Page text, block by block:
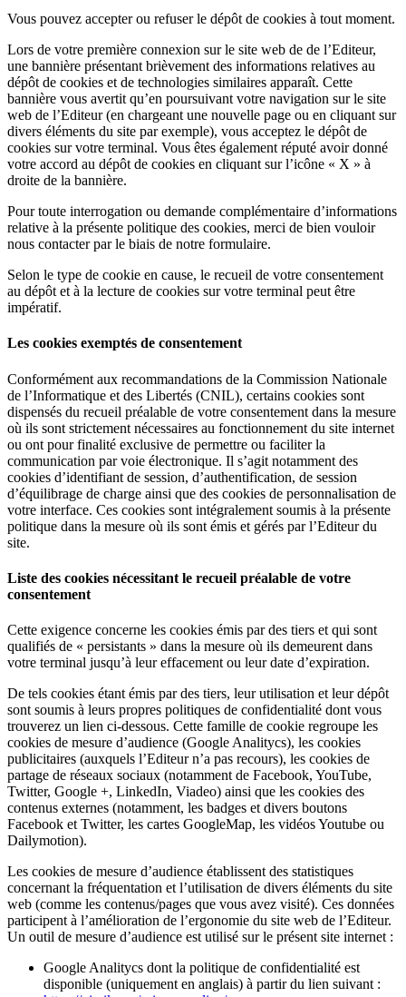
Vous pouvez accepter ou refuser le dépôt de cookies à tout moment.
Lors de votre première connexion sur le site web de de l’Editeur,
une bannière présentant brièvement des informations relatives au
dépôt de cookies et de technologies similaires apparaît. Cette
bannière vous avertit qu’en poursuivant votre navigation sur le site
web de l’Editeur (en chargeant une nouvelle page ou en cliquant sur
divers éléments du site par exemple), vous acceptez le dépôt de
cookies sur votre terminal. Vous êtes également réputé avoir donné
votre accord au dépôt de cookies en cliquant sur l’icône « X » à
droite de la bannière.
Pour toute interrogation ou demande complémentaire d’informations
relative à la présente politique des cookies, merci de bien vouloir
nous contacter par le biais de notre formulaire.
Selon le type de cookie en cause, le recueil de votre consentement
au dépôt et à la lecture de cookies sur votre terminal peut être
impératif.
Les cookies exemptés de consentement
Conformément aux recommandations de la Commission Nationale
de l’Informatique et des Libertés (CNIL), certains cookies sont
dispensés du recueil préalable de votre consentement dans la mesure
où ils sont strictement nécessaires au fonctionnement du site internet
ou ont pour finalité exclusive de permettre ou faciliter la
communication par voie électronique. Il s’agit notamment des
cookies d’identifiant de session, d’authentification, de session
d’équilibrage de charge ainsi que des cookies de personnalisation de
votre interface. Ces cookies sont intégralement soumis à la présente
politique dans la mesure où ils sont émis et gérés par l’Editeur du
site.
Liste des cookies nécessitant le recueil préalable de votre
consentement
Cette exigence concerne les cookies émis par des tiers et qui sont
qualifiés de « persistants » dans la mesure où ils demeurent dans
votre terminal jusqu’à leur effacement ou leur date d’expiration.
De tels cookies étant émis par des tiers, leur utilisation et leur dépôt
sont soumis à leurs propres politiques de confidentialité dont vous
trouverez un lien ci-dessous. Cette famille de cookie regroupe les
cookies de mesure d’audience (Google Analitycs), les cookies
publicitaires (auxquels l’Editeur n’a pas recours), les cookies de
partage de réseaux sociaux (notamment de Facebook, YouTube,
Twitter, Google +, LinkedIn, Viadeo) ainsi que les cookies des
contenus externes (notamment, les badges et divers boutons
Facebook et Twitter, les cartes GoogleMap, les vidéos Youtube ou
Dailymotion).
Les cookies de mesure d’audience établissent des statistiques
concernant la fréquentation et l’utilisation de divers éléments du site
web (comme les contenus/pages que vous avez visité). Ces données
participent à l’amélioration de l’ergonomie du site web de l’Editeur.
Un outil de mesure d’audience est utilisé sur le présent site internet :
Google Analitycs dont la politique de confidentialité est
disponible (uniquement en anglais) à partir du lien suivant :